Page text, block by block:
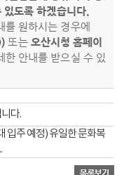
도록 하겠습니다.
원하시는 경우에
또는 오산시청 홈페이
한 안내를 받으실 수 있
다.
입주 예정) 유일한 문화복